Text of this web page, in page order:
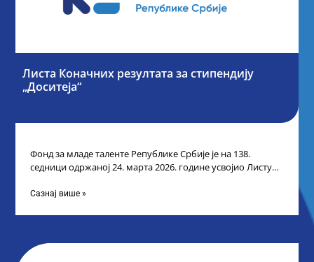
Листа Коначних резултата за стипендију
„Доситеја“
Фонд за младе таленте Републике Србије је на 138.
седници одржаној 24. марта 2026. године усвојио Листу
Сазнај више »